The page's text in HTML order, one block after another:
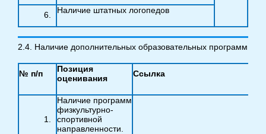
Наличие штатных логопедов
2.4. Наличие дополнительных образовательных программ
№ п/п
Позиция
оценивания
Ссылка
Наличие программ
физкультурно-
спортивной
направленности.